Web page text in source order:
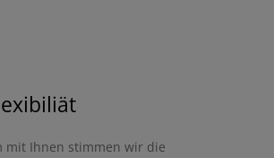
mit Ihnen stimmen wir die